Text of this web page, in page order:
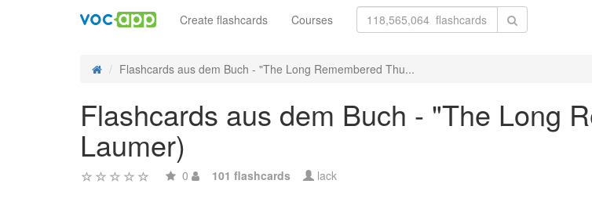
Create flashcards Courses
Flashcards aus dem Buch - "The Long Remembered Thu...
Flashcards aus dem Buch - "The Long
Laumer)
0 101 flashcards lack